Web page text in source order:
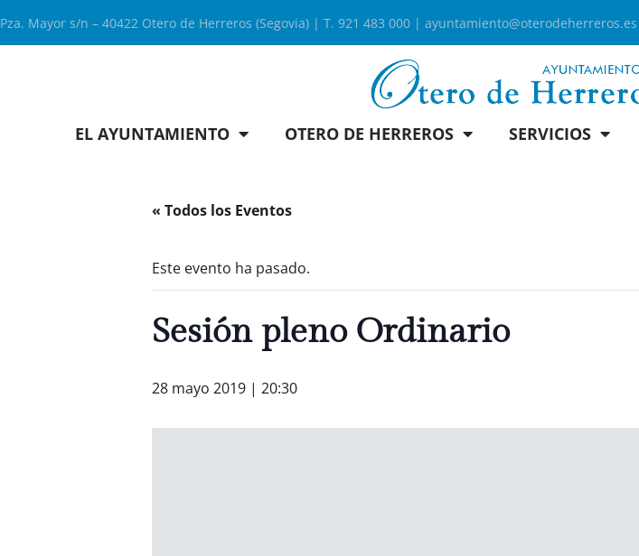
Pza. Mayor s/n – 40422 Otero de Herreros (Segovia) | T. 921 483 000 | ayuntamiento@oterodeherreros.es
EL AYUNTAMIENTO OTERO DE HERREROS SERVICIOS
« Todos los Eventos
Este evento ha pasado.
Sesión pleno Ordinario
28 mayo 2019 | 20:30